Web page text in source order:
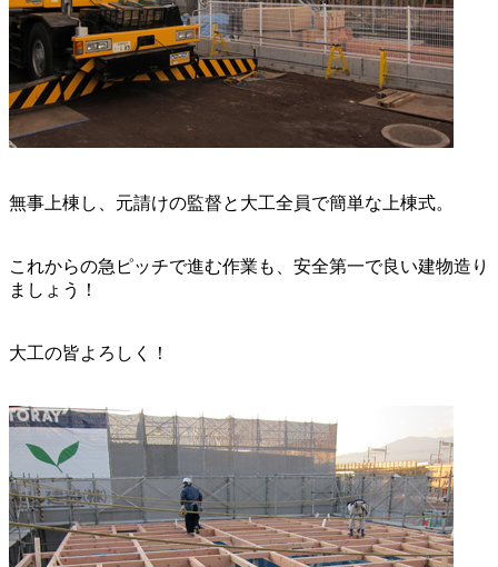
無事上棟し、元請けの監督と大工全員で簡単な上棟式。
これからの急ピッチで進む作業も、安全第一で良い建物造り
ましょう！
大工の皆よろしく！